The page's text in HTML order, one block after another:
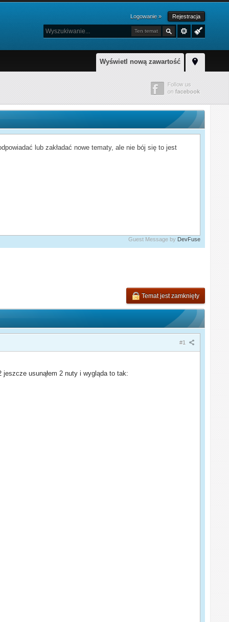
Logowanie » Rejestracja
Ten temat
Wyświetl nową zawartość
lub zakładać nowe tematy, ale nie bój się to jest
Guest Message by DevFuse
Temat jest zamknięty
#1
jeszcze usunąłem 2 nuty i wygląda to tak: